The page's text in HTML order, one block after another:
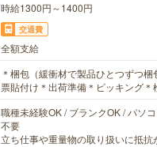
時給1300円～1400円
交通費
全額支給
＊梱包（緩衝材で製品ひとつずつ
票貼付け＊出荷準備＊ピッキング
職種未経験OK / ブランクOK / パソ
不要
立ち仕事や重量物の取り扱いに抵抗